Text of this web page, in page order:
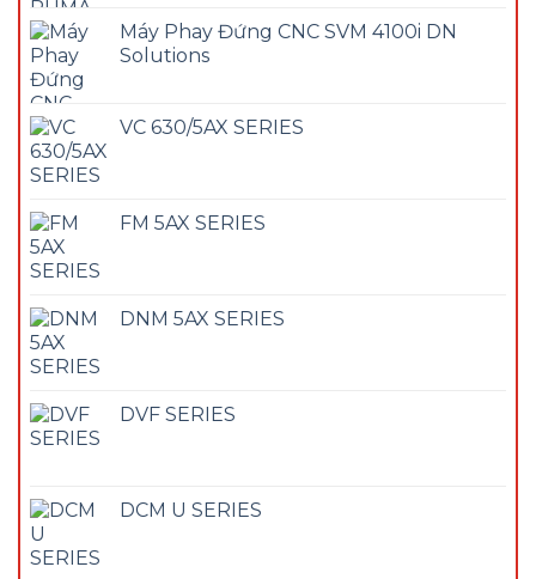
Máy Phay Đứng CNC SVM 4100i DN
Solutions
VC 630/5AX SERIES
FM 5AX SERIES
DNM 5AX SERIES
DVF SERIES
DCM U SERIES